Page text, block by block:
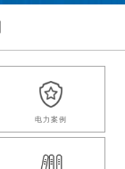
电力案例